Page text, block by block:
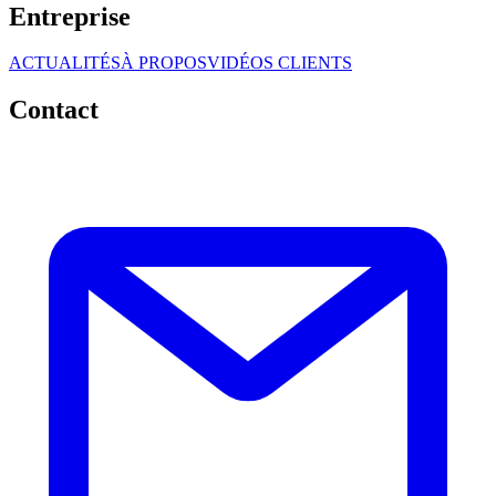
Entreprise
ACTUALITÉSÀ PROPOSVIDÉOS CLIENTS
Contact